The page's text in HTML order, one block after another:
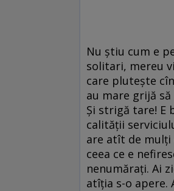
Nu știu cum e
solitari, mereu
care plutește
au mare grijă
Și strigă tare! E
calității
are atît de
ceea ce e
nenumărați. Ai
atîția s-o apere.